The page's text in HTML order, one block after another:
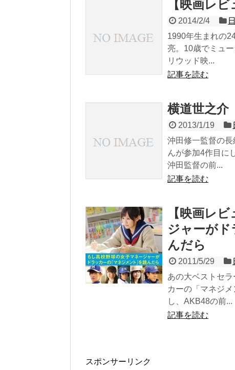
【映画レ
2014/2/4
1990年生まれの
亮。10歳でミュ
リウッド映...
記事を読む
横道世之介
2013/1/19
沖田修一監督の
んが参加4作目に
沖田監督の前...
記事を読む
【映画レ
ジャーが
んだら
2011/5/29
あの大ベストセ
カーの「マネジ
し、AKB48の前...
記事を読む
スポンサーリンク